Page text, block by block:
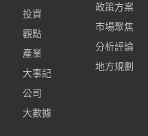
投資
觀點
產業
大事記
公司
大數據
政策方案
市場聚焦
分析評論
地方規劃